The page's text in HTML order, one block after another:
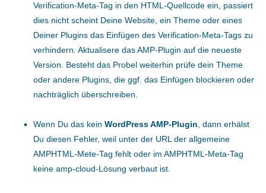
Verification-Meta-Tag in den HTML-Quellcode ein, passiert
dies nicht scheint Deine Website, ein Theme oder eines
Deiner Plugins das Einfügen des Verification-Meta-Tags zu
verhindern. Aktualisere das AMP-Plugin auf die neueste
Version. Besteht das Probel weiterhin prüfe dein Theme
oder andere Plugins, die ggf. das Einfügen blockieren oder
nachträglich überschreiben.
Wenn Du das kein WordPress AMP-Plugin , dann erhälst
Du diesen Fehler, weil unter der URL der allgemeine
AMPHTML-Mete-Tag fehlt oder im AMPHTML-Meta-Tag
keine amp-cloud-Lösung verbaut ist.